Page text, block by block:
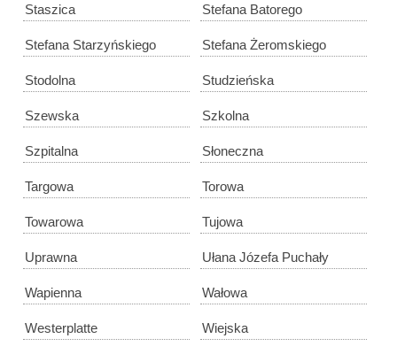
Staszica Stefana Batorego
Stefana Starzyńskiego Stefana Żeromskiego
Stodolna Studzieńska
Szewska Szkolna
Szpitalna Słoneczna
Targowa Torowa
Towarowa Tujowa
Uprawna Ułana Józefa Puchały
Wapienna Wałowa
Westerplatte Wiejska